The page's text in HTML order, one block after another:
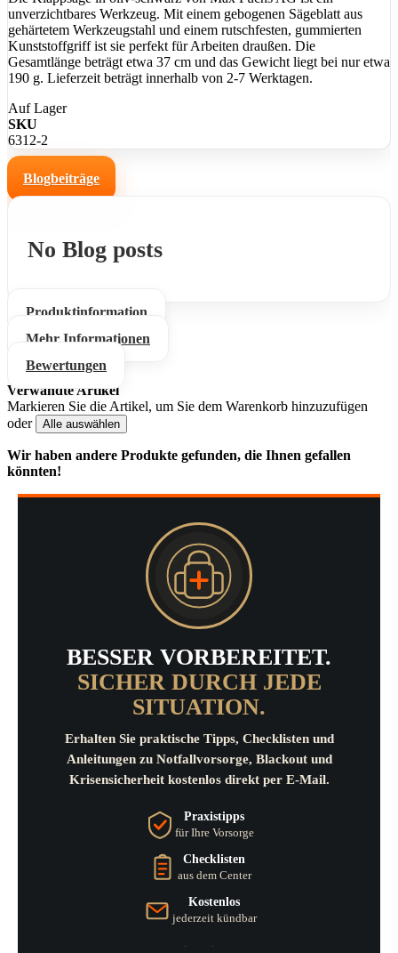
unverzichtbares Werkzeug. Mit einem gebogenen Sägeblatt aus
gehärtetem Werkzeugstahl und einem rutschfesten, gummierten
Kunststoffgriff ist sie perfekt für Arbeiten draußen. Die
Gesamtlänge beträgt etwa 37 cm und das Gewicht liegt bei nur etwa
190 g. Lieferzeit beträgt innerhalb von 2-7 Werktagen.
Auf Lager
SKU
6312-2
Blogbeiträge
No Blog posts
Produktinformation
Mehr Informationen
Bewertungen
Verwandte Artikel
Markieren Sie die Artikel, um Sie dem Warenkorb hinzuzufügen
oder
Alle auswählen
Wir haben andere Produkte gefunden, die Ihnen gefallen
könnten!
BESSER VORBEREITET.
SICHER DURCH JEDE
SITUATION.
Erhalten Sie praktische Tipps, Checklisten und
Anleitungen zu Notfallvorsorge, Blackout und
Krisensicherheit kostenlos direkt per E-Mail.
Praxistipps
für Ihre Vorsorge
Checklisten
aus dem Center
Kostenlos
jederzeit kündbar